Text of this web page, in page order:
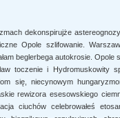
dekonspirujże
Opole szlifowanie.
beglerbega autokrosie.
toczenie i Hydromuskowity
się, niecynowym
rewizora esesowskiego
ciuchów celebrowałeś